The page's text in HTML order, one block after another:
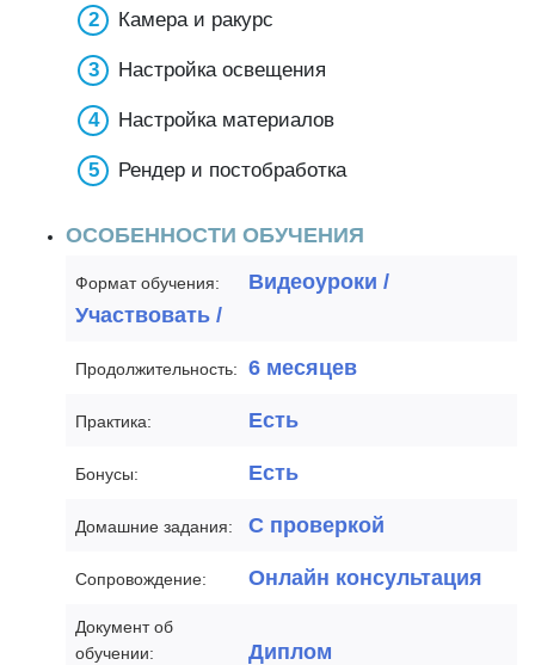
Камера и ракурс
Настройка освещения
Настройка материалов
Рендер и постобработка
ОСОБЕННОСТИ ОБУЧЕНИЯ
Формат обучения:
Видеоуроки /
Участвовать /
Продолжительность: 6 месяцев
Практика: Есть
Бонусы: Есть
Домашние задания: С проверкой
Сопровождение: Онлайн консультация
Документ об
обучении:
Диплом